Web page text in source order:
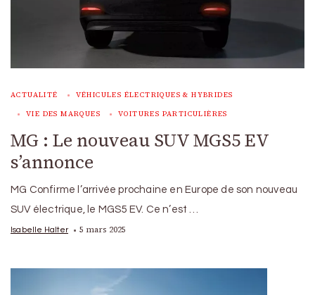
ACTUALITÉ VÉHICULES ÉLECTRIQUES & HYBRIDES
VIE DES MARQUES VOITURES PARTICULIÈRES
MG : Le nouveau SUV MGS5 EV
s’annonce
MG Confirme l’arrivée prochaine en Europe de son nouveau
SUV électrique, le MGS5 EV. Ce n’est …
Isabelle Halter 5 mars 2025